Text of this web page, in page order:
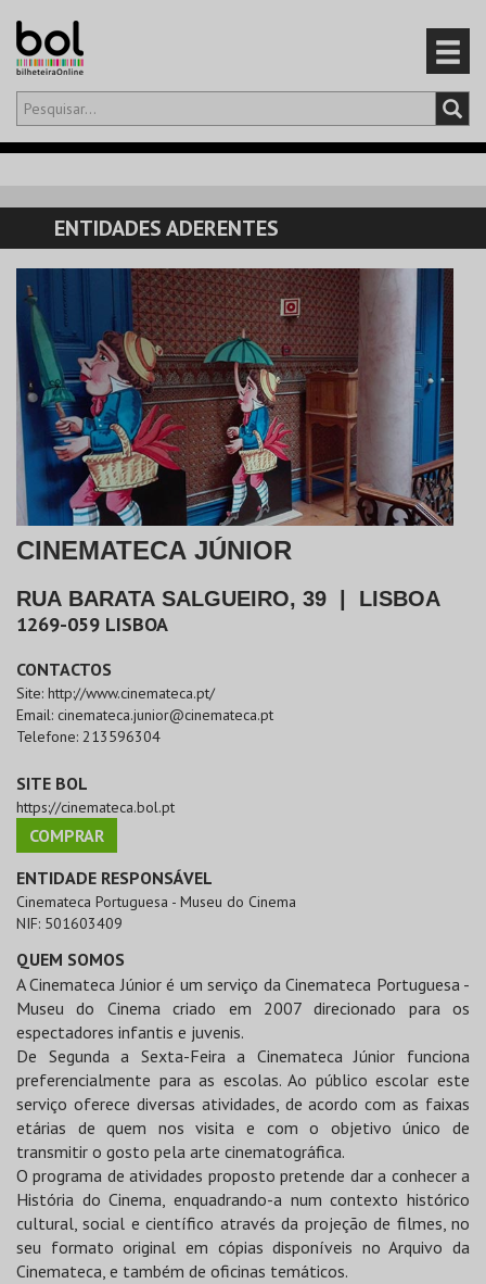
Olá,iniciar sessão
CARRINHO
EVENTOS
CARTÕES
PRODUTOS
ENTIDADES ADERENTES
CINEMATECA JÚNIOR
RUA BARATA SALGUEIRO, 39 LISBOA
1269-059 LISBOA
CONTACTOS
Site: http://www.cinemateca.pt/
Email: cinemateca.junior@cinemateca.pt
Telefone: 213596304
SITE BOL
https://cinemateca.bol.pt
COMPRAR
ENTIDADE RESPONSÁVEL
Cinemateca Portuguesa - Museu do Cinema
NIF: 501603409
QUEM SOMOS
A Cinemateca Júnior é um serviço da Cinemateca Portuguesa -
Museu do Cinema criado em 2007 direcionado para os
espectadores infantis e juvenis.
De Segunda a Sexta-Feira a Cinemateca Júnior funciona
preferencialmente para as escolas. Ao público escolar este
serviço oferece diversas atividades, de acordo com as faixas
etárias de quem nos visita e com o objetivo único de
transmitir o gosto pela arte cinematográfica.
O programa de atividades proposto pretende dar a conhecer a
História do Cinema, enquadrando-a num contexto histórico
cultural, social e científico através da projeção de filmes, no
seu formato original em cópias disponíveis no Arquivo da
Cinemateca, e também de oficinas temáticos.